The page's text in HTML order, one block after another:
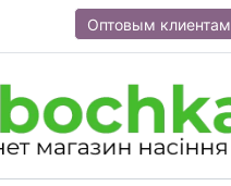
Оптовым клиентам